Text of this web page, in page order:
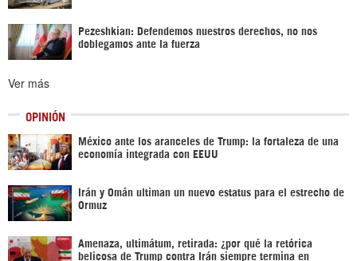
Pezeshkian: Defendemos nuestros derechos, no nos
doblegamos ante la fuerza
Ver más
OPINIÓN
México ante los aranceles de Trump: la fortaleza de una
economía integrada con EEUU
Irán y Omán ultiman un nuevo estatus para el estrecho de
Ormuz
Amenaza, ultimátum, retirada: ¿por qué la retórica
belicosa de Trump contra Irán siempre termina en